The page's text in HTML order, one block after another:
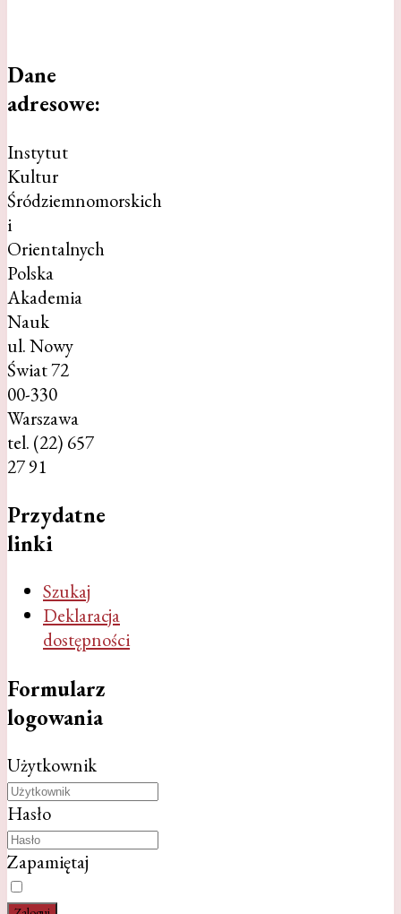
Dane
adresowe:
Instytut
Kultur
Śródziemnomorskich
i
Orientalnych
Polska
Akademia
Nauk
ul. Nowy
Świat 72
00-330
Warszawa
tel. (22) 657
27 91
Przydatne
linki
Szukaj
Deklaracja
dostępności
Formularz
logowania
Użytkownik
Hasło
Zapamiętaj